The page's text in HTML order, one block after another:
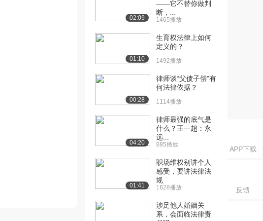
APP下载
反馈
02:09
——它不替你做判
断，...
1465播放
01:10
生育权法律上如何
定义的？
1492播放
00:28
律师谈“父债子偿”有
何法律依据？
1114播放
04:20
律师最强的底气是
什么？王一超：永
远...
885播放
01:41
职场维权别讲个人
感受，要讲法律法
规
1628播放
涉足他人婚姻关
系，会面临法律责